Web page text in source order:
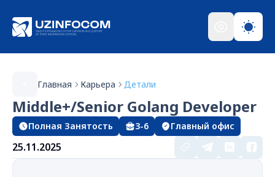
Главная Карьера Детали
Middle+/Senior Golang Developer
Полная Занятость 3-6 Главный офис
25.11.2025